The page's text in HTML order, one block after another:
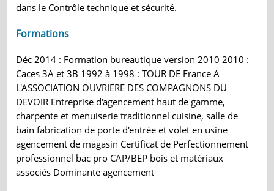
dans le Contrôle technique et sécurité.
Formations
Déc 2014 : Formation bureautique version 2010 2010 :
Caces 3A et 3B 1992 à 1998 : TOUR DE France A
L'ASSOCIATION OUVRIERE DES COMPAGNONS DU
DEVOIR Entreprise d'agencement haut de gamme,
charpente et menuiserie traditionnel cuisine, salle de
bain fabrication de porte d'entrée et volet en usine
agencement de magasin Certificat de Perfectionnement
professionnel bac pro CAP/BEP bois et matériaux
associés Dominante agencement